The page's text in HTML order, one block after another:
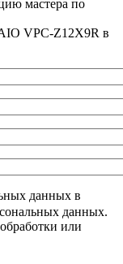
мастера по
VPC-Z12X9R в
данных в
данных.
или